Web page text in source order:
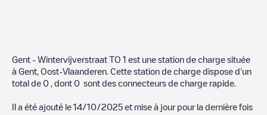
Gent - Wintervijverstraat TO 1 est une station de charge située
à Gent Oost-Vlaanderen . Cette station de charge dispose d'un
total de 0 , dont 0 sont des connecteurs de charge rapide.
Il a été ajouté le 14/10/2025 et mise à jour pour la dernière fois